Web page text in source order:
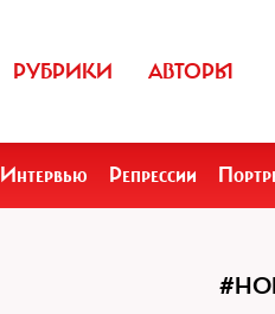
РУБРИКИ АВТОРЫ
Интервью Репрессии